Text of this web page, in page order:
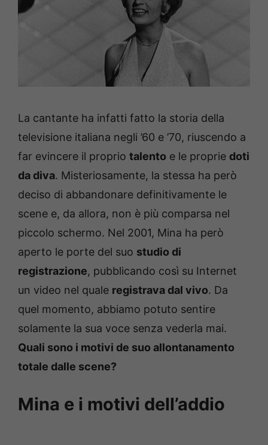
La cantante ha infatti fatto la storia della
televisione italiana negli ’60 e ’70, riuscendo a
far evincere il proprio talento e le proprie doti
da diva. Misteriosamente, la stessa ha però
deciso di abbandonare definitivamente le
scene e, da allora, non è più comparsa nel
piccolo schermo. Nel 2001, Mina ha però
aperto le porte del suo studio di
registrazione, pubblicando così su Internet
un video nel quale registrava dal vivo. Da
quel momento, abbiamo potuto sentire
solamente la sua voce senza vederla mai.
Quali sono i motivi de suo allontanamento
totale dalle scene?
Mina e i motivi dell’addio